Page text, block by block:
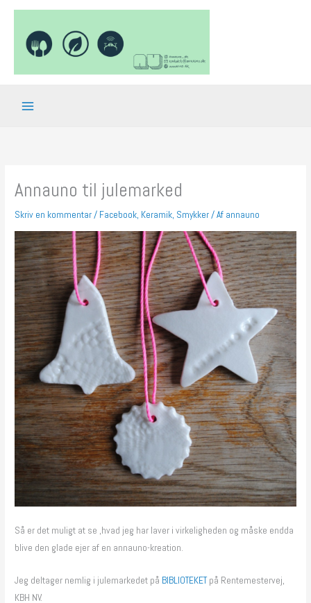
indholdet
Annauno til julemarked
Skriv en kommentar/ Facebook, Keramik, Smykker/ Af annauno
Så er det muligt at se ,hvad jeg har laver i virkeligheden og måske endda
blive den glade ejer af en annauno-kreation.
Jeg deltager nemlig i julemarkedet på BIBLIOTEKETpå Rentemestervej,
KBH NV.